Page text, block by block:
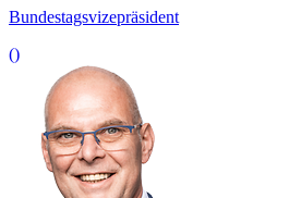
Bundestagsvizepräsident
()